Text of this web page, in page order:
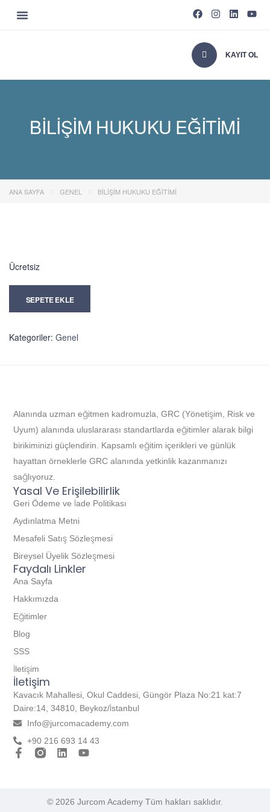
KAYIT OL
BILIŞIM HUKUKU EĞITIMI
ANA SAYFA GENEL BILIŞIM HUKUKU EĞITIMI
Ücretsiz
SEPETE EKLE
Kategoriler: Genel
Alanında uzman eğitmen kadromuzla, GRC (Yönetişim, Risk ve
Uyum) alanında uluslararası standartlarda eğitimler alarak bilgi
birikiminizi güçlendirin. Kapsamlı eğitim içerikleri ve günlük
hayattan örneklerle GRC alanında yetkinlik kazanmanızı
sağlıyoruz.
Faydalı Linkler
Ana Sayfa
Hakkımızda
Eğitimler
Blog
SSS
İletişim
Yasal Ve Erişilebilirlik
Geri Ödeme ve İade Politikası
Aydınlatma Metni
Mesafeli Satış Sözleşmesi
Bireysel Üyelik Sözleşmesi
İletişim
Kavacık Mahallesi, Okul Caddesi, Güngör Plaza No:21 kat:7
Daire:14, 34810, Beykoz/İstanbul
Info@jurcomacademy.com
+90 216 693 14 43
© 2026 Jurcom Academy Tüm hakları saklıdır.